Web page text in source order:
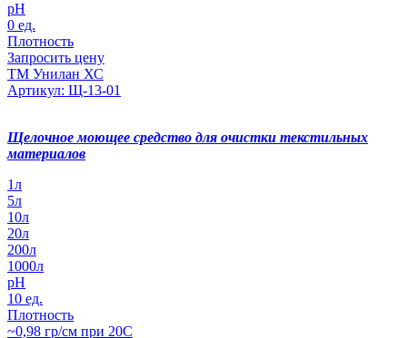
pH
0 ед.
Плотность
Запросить цену
ТМ Унилан ХС
Артикул: Щ-13-01
Щелочное моющее средство для очистки текстильных
материалов
1л
5л
10л
20л
200л
1000л
pH
10 ед.
Плотность
~0,98 гр/см при 20С